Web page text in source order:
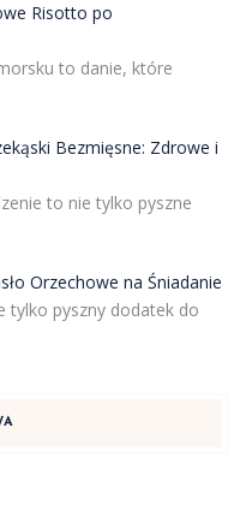
Risotto po
to danie, które
Bezmięsne: Zdrowe i
to nie tylko pyszne
Orzechowe na Śniadanie
tylko pyszny dodatek do